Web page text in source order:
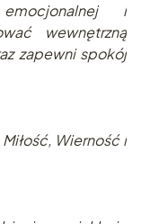
i
wewnętrzną
zapewni spokój
Wierność i